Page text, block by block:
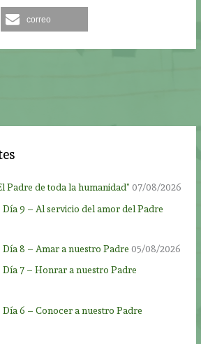
correo
Padre de toda la humanidad” 07/08/2026
9 – Al servicio del amor del Padre
8 – Amar a nuestro Padre 05/08/2026
7 – Honrar a nuestro Padre
6 – Conocer a nuestro Padre